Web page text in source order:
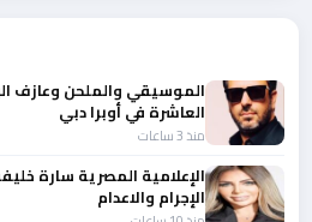
الموسيقي والملحن وعازف
العاشرة في أوبرا دبي
منذ 3 ساعات
الإعلامية المصرية سارة
الإجرام والاعدام